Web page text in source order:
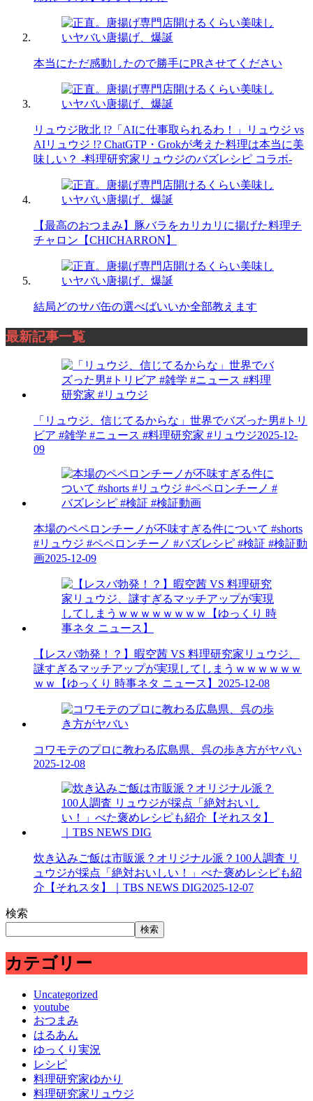
本当にただ感動したので勝手にPRさせてください
リュウジ敗北 !?「AIに仕事取られるわ！」リュウジ vs
AIリュウジ !? ChatGTP・Grokが考えた料理は本当に美
味しい？ -料理研究家リュウジのバズレシピ コラボ-
【最高のおつまみ】豚バラをカリカリに揚げた料理チ
チャロン【CHICHARRON】
結局どのサバ缶の選べばいいか全部教えます
最新記事一覧
「リュウジ、信じてるからな」世界でバズった男#トリ
ビア #雑学 #ニュース #料理研究家 #リュウジ2025-12-
09
本場のペペロンチーノが不味すぎる件について #shorts
#リュウジ #ペペロンチーノ #バズレシピ #検証 #検証動
画2025-12-09
【レスバ勃発！？】暇空茜 VS 料理研究家リュウジ、
謎すぎるマッチアップが実現してしまうｗｗｗｗｗｗ
ｗｗ【ゆっくり 時事ネタ ニュース】 2025-12-08
コワモテのプロに教わる広島県、呉の歩き方がヤバい
2025-12-08
炊き込みご飯は市販派？オリジナル派？100人調査 リ
ュウジが採点「絶対おいしい！」べた褒めレシピも紹
介【それスタ】｜TBS NEWS DIG2025-12-07
検索
検索
カテゴリー
Uncategorized
youtube
おつまみ
はるあん
ゆっくり実況
レシピ
料理研究家ゆかり
料理研究家リュウジ